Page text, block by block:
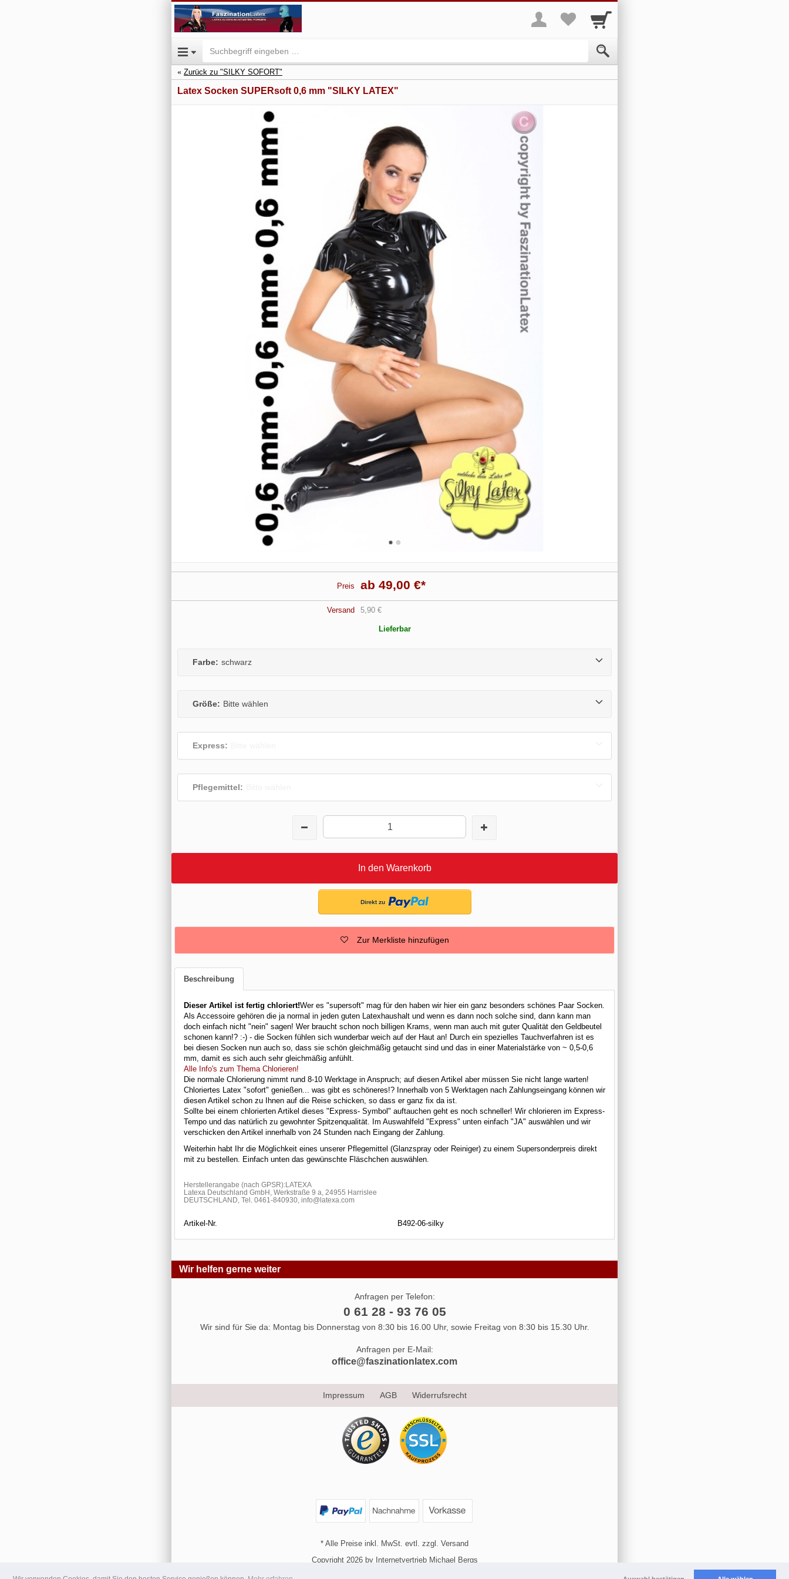
Zurück zu "SILKY SOFORT"
Latex Socken SUPERsoft 0,6 mm "SILKY LATEX"
Preis ab 49,00 €*
Versand 5,90 €
Lieferbar
Farbe: schwarz
Größe: Bitte wählen
Express:
Pflegemittel:
In den Warenkorb
Zur Merkliste hinzufügen
Beschreibung
Dieser Artikel ist fertig chloriert!Wer es "supersoft" mag für den haben wir hier ein ganz besonders schönes Paar Socken.
Als Accessoire gehören die ja normal in jeden guten Latexhaushalt und wenn es dann noch solche sind, dann kann man
doch einfach nicht "nein" sagen! Wer braucht schon noch billigen Krams, wenn man auch mit guter Qualität den Geldbeutel
schonen kann!? :-) - die Socken fühlen sich wunderbar weich auf der Haut an! Durch ein spezielles Tauchverfahren ist es
bei diesen Socken nun auch so, dass sie schön gleichmäßig getaucht sind und das in einer Materialstärke von ~ 0,5-0,6
mm, damit es sich auch sehr gleichmäßig anfühlt.
Alle Info's zum Thema Chlorieren!
Die normale Chlorierung nimmt rund 8-10 Werktage in Anspruch; auf diesen Artikel aber müssen Sie nicht lange warten!
Chloriertes Latex "sofort" genießen... was gibt es schöneres!? Innerhalb von 5 Werktagen nach Zahlungseingang können wir
diesen Artikel schon zu Ihnen auf die Reise schicken, so dass er ganz fix da ist.
Sollte bei einem chlorierten Artikel dieses "Express- Symbol" auftauchen geht es noch schneller! Wir chlorieren im Express-
Tempo und das natürlich zu gewohnter Spitzenqualität. Im Auswahlfeld "Express" unten einfach "JA" auswählen und wir
verschicken den Artikel innerhalb von 24 Stunden nach Eingang der Zahlung.
Weiterhin habt Ihr die Möglichkeit eines unserer Pflegemittel (Glanzspray oder Reiniger) zu einem Supersonderpreis direkt
mit zu bestellen. Einfach unten das gewünschte Fläschchen auswählen.
Herstellerangabe (nach GPSR):LATEXA
Latexa Deutschland GmbH, Werkstraße 9 a, 24955 Harrislee
DEUTSCHLAND, Tel. 0461-840930, info@latexa.com
Artikel-Nr. B492-06-silky
Wir helfen gerne weiter
Anfragen per Telefon:
0 61 28 - 93 76 05
Wir sind für Sie da: Montag bis Donnerstag von 8:30 bis 16.00 Uhr, sowie Freitag von 8:30 bis 15.30 Uhr.
Anfragen per E-Mail:
office@faszinationlatex.com
Impressum AGB Widerrufsrecht
* Alle Preise inkl. MwSt. evtl. zzgl. Versand
Copyright 2026 by Internetvertrieb Michael Bergs